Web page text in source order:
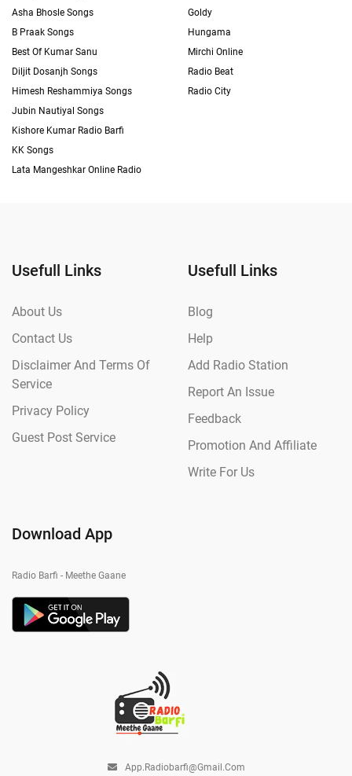
Asha Bhosle Songs
B Praak Songs
Best Of Kumar Sanu
Diljit Dosanjh Songs
Himesh Reshammiya Songs
Jubin Nautiyal Songs
Kishore Kumar Radio Barfi
KK Songs
Lata Mangeshkar Online Radio
Goldy
Hungama
Mirchi Online
Radio Beat
Radio City
Usefull Links
About Us
Contact Us
Disclaimer And Terms Of
Service
Privacy Policy
Guest Post Service
Usefull Links
Blog
Help
Add Radio Station
Report An Issue
Feedback
Promotion And Affiliate
Write For Us
Download App
Radio Barfi - Meethe Gaane
App.radiobarfi@gmail.com